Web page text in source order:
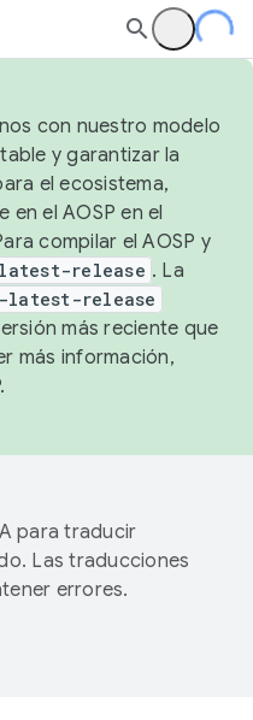
con nuestro modelo
y garantizar la
el ecosistema,
el AOSP en el
compilar el AOSP y
release . La
latest-release
más reciente que
más información,
.
para traducir
Las traducciones
errores.